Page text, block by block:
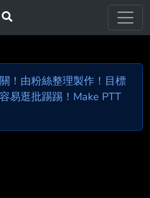
！由粉絲整理製作！目標
易逛批踢踢！Make PTT